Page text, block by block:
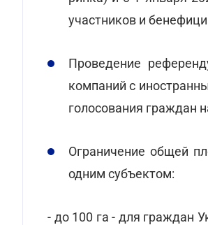
участников и
Проведение
компаний с
голосования граждан
Ограничение общей
одним субъектом:
- до 100 га - для граждан